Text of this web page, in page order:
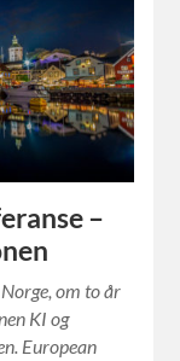
–
om to år
KI og
European